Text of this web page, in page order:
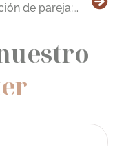
La elección de pareja: Claves saludables